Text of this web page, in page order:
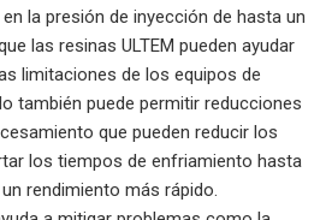
la presión de inyección de hasta un
las resinas ULTEM pueden ayudar
limitaciones de los equipos de
también puede permitir reducciones
que pueden reducir los
los tiempos de enfriamiento hasta
rendimiento más rápido.